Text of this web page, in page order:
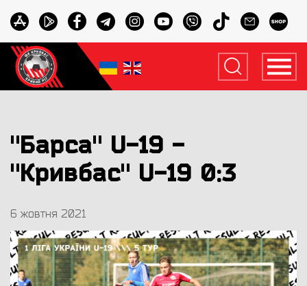
"Барса" U-19 -
"Кривбас" U-19 0:3
6 жовтня 2021